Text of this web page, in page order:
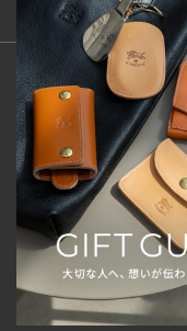
新規会員登録
ご利用ガイド
特定商取引法
お問い合わせ
販売スタッフ中途採用